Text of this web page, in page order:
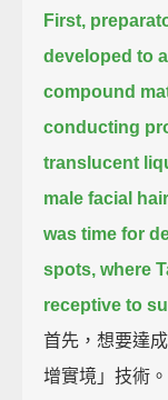
First,
developed to
compound
conducting
translucent
male facial
was time for
spots, where
receptive to
首先，想要達
增實境」技術